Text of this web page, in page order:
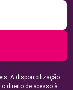
A disponibilização
direito de acesso à